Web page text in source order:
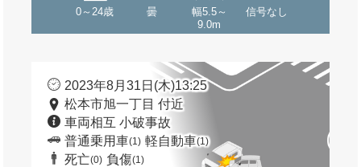
0～24歳 曇
幅5.5～
9.0m
信号なし
2023年8月31日(木)13:25
松本市旭一丁目 付近
車両相互 小破事故
普通乗用車(1) 軽自動車(1)
死亡(0) 負傷(1)